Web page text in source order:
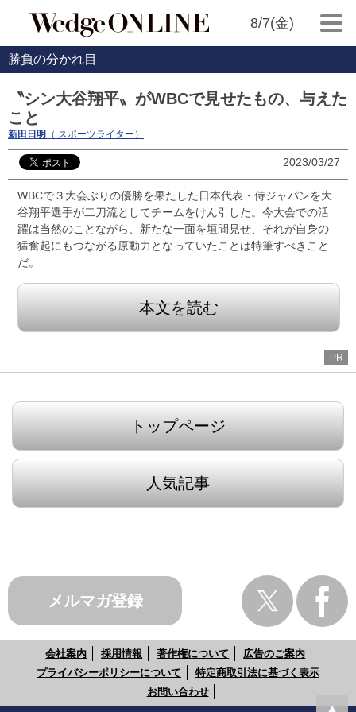
8/7(金)
勝負の分かれ目
〝シン大谷翔平〟がWBCで見せたもの、与えた
こと
新田日明 （ スポーツライター）
2023/03/27
WBCで３大会ぶりの優勝を果たした日本代表・侍ジャパンを大
谷翔平選手が二刀流としてチームをけん引した。今大会での活
躍は当然のことながら、新たな一面を垣間見せ、それが自身の
猛奮起にもつながる原動力となっていたことは特筆すべきこと
だ。
本文を読む
PR
トップページ
人気記事
メルマガ登録
会社案内 採用情報 著作権について
広告のご案内
プライバシーポリシーについて
特定商取引法に基づく表示
お問い合わせ